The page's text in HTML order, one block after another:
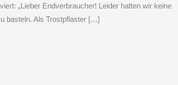
„Lieber Endverbraucher! Leider hatten wir keine
basteln. Als Trostpflaster […]